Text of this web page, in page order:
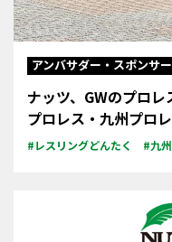
アンバサダー・スポンサ
ナッツ、GWのプロ
プロレス・九州プロ
#レスリングどんたく #九